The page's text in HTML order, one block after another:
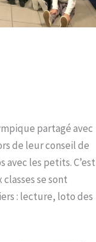
partagé avec
de leur conseil de
les petits. C’est
se sont
: lecture, loto des